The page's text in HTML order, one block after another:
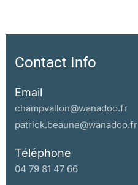
Contact Info
Email
champvallon@wanadoo.fr
patrick.beaune@wanadoo.fr
Téléphone
04 79 81 47 66